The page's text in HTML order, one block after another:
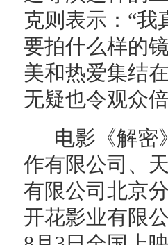
克则表示：“我
要拍什么样的
美和热爱集结
无疑也令观众
电影《解密
作有限公司、
有限公司北京
开花影业有限